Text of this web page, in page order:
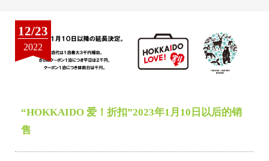
12/23
2022
“HOKKAIDO 爱！折扣”2023年1月10日以后的销
售